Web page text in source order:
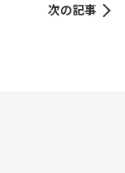
次の記事